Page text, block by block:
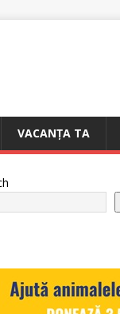
VACANȚA TA